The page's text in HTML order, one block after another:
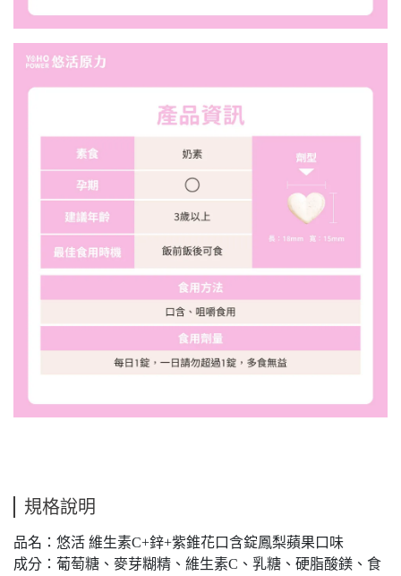
規格說明
品名：悠活 維生素C+鋅+紫錐花口含錠鳳梨蘋果口味
成分：葡萄糖、麥芽糊精、維生素C、乳糖、硬脂酸鎂、食